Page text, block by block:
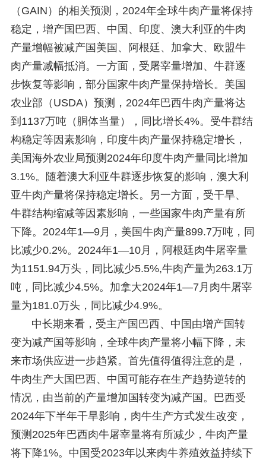
（GAIN）的相关预测，2024年全球牛肉产量将保持
稳定，增产国巴西、中国、印度、澳大利亚的牛肉
产量增幅被减产国美国、阿根廷、加拿大、欧盟牛
肉产量减幅抵消。一方面，受屠宰量增加、牛群逐
步恢复等影响，部分国家牛肉产量保持增长。美国
农业部（USDA）预测，2024年巴西牛肉产量将达
到1137万吨（胴体当量），同比增长4%。受牛群结
构稳定等因素影响，印度牛肉产量保持稳定增长，
美国海外农业局预测2024年印度牛肉产量同比增加
3.1%。随着澳大利亚牛群逐步恢复的影响，澳大利
亚牛肉产量将保持稳定增长。另一方面，受干旱、
牛群结构缩减等因素影响，一些国家牛肉产量有所
下降。2024年1—9月，美国牛肉产量899.7万吨，同
比减少0.2%。2024年1—10月，阿根廷肉牛屠宰量
为1151.94万头，同比减少5.5%,牛肉产量为263.1万
吨，同比减少4.5%。加拿大2024年1—7月肉牛屠宰
量为181.0万头，同比减少4.9%。
中长期来看，受主产国巴西、中国由增产国转
变为减产国等影响，全球牛肉产量将小幅下降，未
来市场供应进一步趋紧。首先值得值得注意的是，
牛肉生产大国巴西、中国可能存在生产趋势逆转的
情况，由当前的产量增加国转变为减产国。巴西受
2024年下半年干旱影响，肉牛生产方式发生改变，
预测2025年巴西肉牛屠宰量将有所减少，牛肉产量
将下降1%。中国受2023年以来肉牛养殖效益持续下